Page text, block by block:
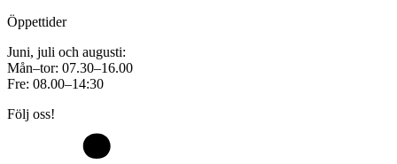
Öppettider
Juni, juli och augusti:
Mån–tor: 07.30–16.00
Fre: 08.00–14:30
Följ oss!